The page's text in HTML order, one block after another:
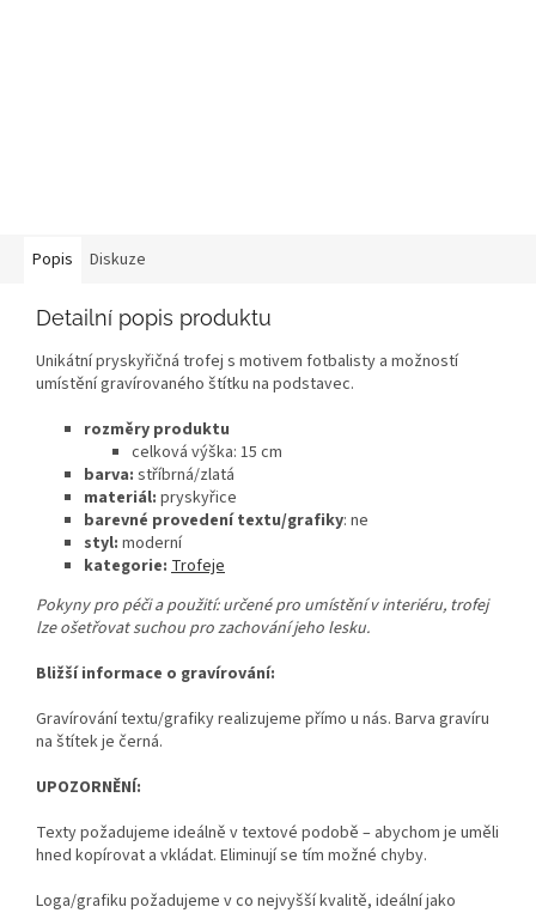
Popis Diskuze
Detailní popis produktu
Unikátní pryskyřičná trofej s motivem fotbalisty a možností
umístění gravírovaného štítku na podstavec.
rozměry produktu
celková výška: 15 cm
barva: stříbrná/zlatá
materiál: pryskyřice
barevné provedení textu/grafiky: ne
styl: moderní
kategorie: Trofeje
Pokyny pro péči a použití: určené pro umístění v interiéru, trofej
lze ošetřovat suchou pro zachování jeho lesku.
Bližší informace o gravírování:
Gravírování textu/grafiky realizujeme přímo u nás. Barva gravíru
na štítek je černá.
UPOZORNĚNÍ:
Texty požadujeme ideálně v textové podobě – abychom je uměli
hned kopírovat a vkládat. Eliminují se tím možné chyby.
Loga/grafiku požadujeme v co nejvyšší kvalitě, ideální jako